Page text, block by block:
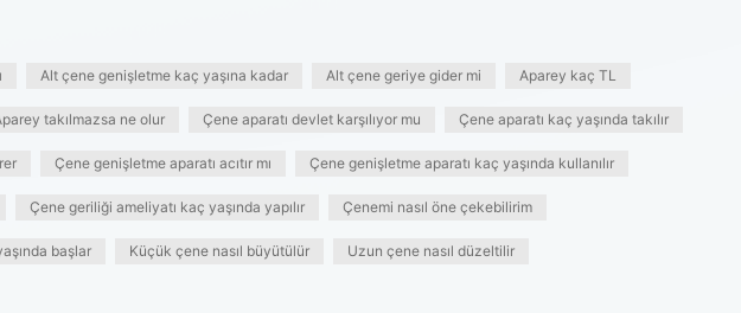
Alt çene genişletme kaç yaşına kadar Alt çene geriye gider mi Aparey kaç TL
takılmazsa ne olur Çene aparatı devlet karşılıyor mu Çene aparatı kaç yaşında takılır
Çene genişletme aparatı acıtır mı Çene genişletme aparatı kaç yaşında kullanılır
Çene geriliği ameliyatı kaç yaşında yapılır Çenemi nasıl öne çekebilirim
başlar Küçük çene nasıl büyütülür Uzun çene nasıl düzeltilir